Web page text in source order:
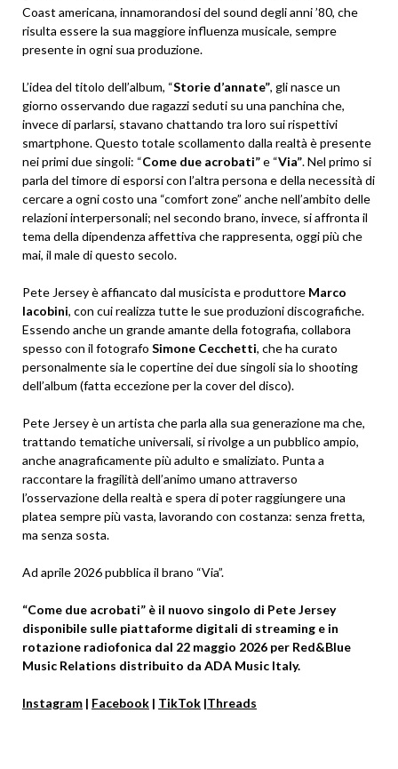
Coast americana, innamorandosi del sound degli anni ’80, che
risulta essere la sua maggiore influenza musicale, sempre
presente in ogni sua produzione.
L’idea del titolo dell’album, “Storie d’annate”, gli nasce un
giorno osservando due ragazzi seduti su una panchina che,
invece di parlarsi, stavano chattando tra loro sui rispettivi
smartphone. Questo totale scollamento dalla realtà è presente
nei primi due singoli: “Come due acrobati”e “Via”. Nel primo si
parla del timore di esporsi con l’altra persona e della necessità di
cercare a ogni costo una “comfort zone” anche nell’ambito delle
relazioni interpersonali; nel secondo brano, invece, si affronta il
tema della dipendenza affettiva che rappresenta, oggi più che
mai, il male di questo secolo.
Pete Jersey è affiancato dal musicista e produttore Marco
Iacobini, con cui realizza tutte le sue produzioni discografiche.
Essendo anche un grande amante della fotografia, collabora
spesso con il fotografo Simone Cecchetti, che ha curato
personalmente sia le copertine dei due singoli sia lo shooting
dell’album (fatta eccezione per la cover del disco).
Pete Jersey è un artista che parla alla sua generazione ma che,
trattando tematiche universali, si rivolge a un pubblico ampio,
anche anagraficamente più adulto e smaliziato. Punta a
raccontare la fragilità dell’animo umano attraverso
l’osservazione della realtà e spera di poter raggiungere una
platea sempre più vasta, lavorando con costanza: senza fretta,
ma senza sosta.
Ad aprile 2026 pubblica il brano “Via”.
“Come due acrobati” è il nuovo singolo di Pete Jersey
disponibile sulle piattaforme digitali di streaming e in
rotazione radiofonica dal 22 maggio 2026 per Red&Blue
Music Relations distribuito da ADA Music Italy.
Instagram | Facebook | TikTok |Threads